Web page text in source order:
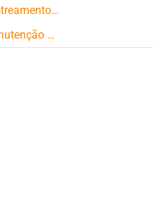
Rastreamento de smartphone
Manutenção de frota